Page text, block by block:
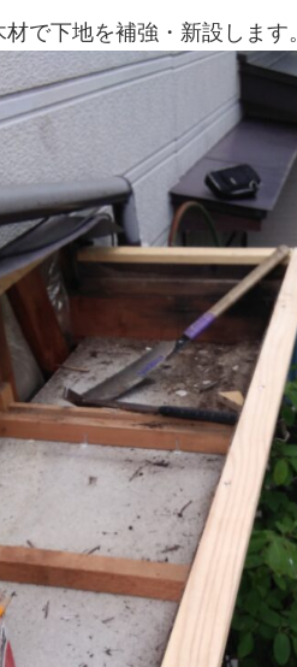
で下地を補強・新設します。